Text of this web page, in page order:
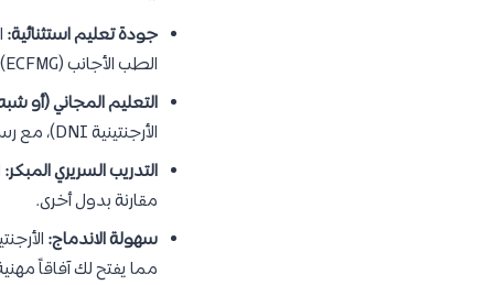
جودة تعليم استثنائية:
الطب الأجانب (ECFMG) في أمريكا.
التعليم المجاني (أو
الأرجنتينية DNI)، مع رسوم إدارية رمزية.
التدريب السريري المبكر:
مقارنة بدول أخرى.
سهولة الاندماج:
مما يفتح لك آفاقاً مهنية